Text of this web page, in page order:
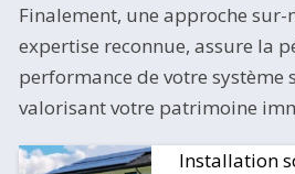
Finalement, une approche sur-
expertise reconnue, assure la
performance de votre système
valorisant votre patrimoine
Installation